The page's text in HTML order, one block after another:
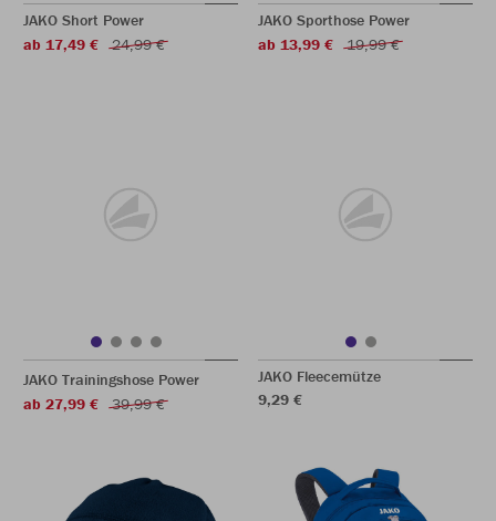
JAKO Short Power
ab 17,49 €
24,99 €
JAKO Sporthose Power
ab 13,99 €
19,99 €
JAKO Trainingshose Power
ab 27,99 €
39,99 €
JAKO Fleecemütze
9,29 €